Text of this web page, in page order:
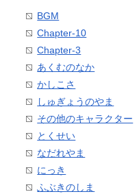
BGM
Chapter-10
Chapter-3
あくむのなか
かしこさ
しゅぎょうのやま
その他のキャラクター
とくせい
なだれやま
にっき
ふぶきのしま